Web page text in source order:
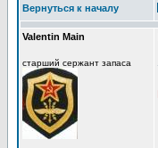
Вернуться к началу
Valentin Main
старший сержант запаса